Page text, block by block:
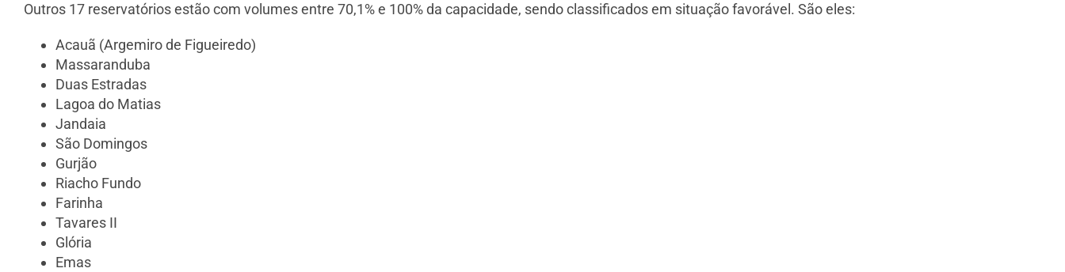
Outros 17 reservatórios estão com volumes entre 70,1% e 100% da capacidade, sendo classificados em situação favorável. São eles:
Acauã (Argemiro de Figueiredo)
Massaranduba
Duas Estradas
Lagoa do Matias
Jandaia
São Domingos
Gurjão
Riacho Fundo
Farinha
Tavares II
Glória
Emas